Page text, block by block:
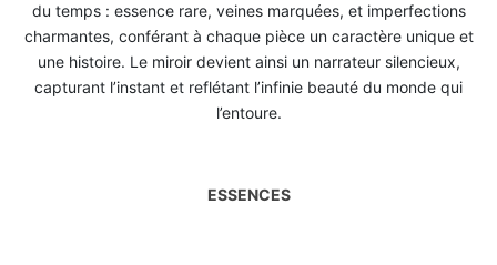
du temps : essence rare, veines marquées, et imperfections
charmantes, conférant à chaque pièce un caractère unique et
une histoire. Le miroir devient ainsi un narrateur silencieux,
capturant l’instant et reflétant l’infinie beauté du monde qui
l’entoure.
ESSENCES